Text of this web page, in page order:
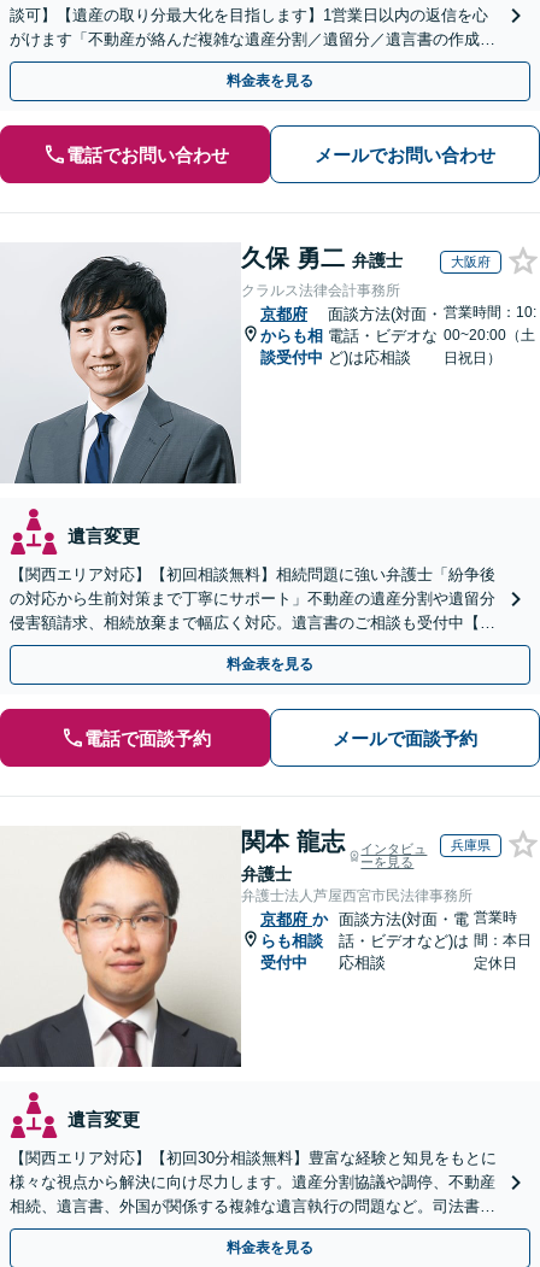
談可】【遺産の取り分最大化を目指します】1営業日以内の返信を心
がけます「不動産が絡んだ複雑な遺産分割／遺留分／遺言書の作成・
執行／事業承継など、お任せください」【休日相談あり】
料金表を見る
電話でお問い合わせ メールでお問い合わせ
久保 勇二 弁護士 大阪府
クラルス法律会計事務所
京都府
からも相
談受付中
面談方法(対面・
電話・ビデオな
ど)は応相談
営業時間：10:
00~20:00（土
日祝日）
遺言変更
【関西エリア対応】【初回相談無料】相続問題に強い弁護士「紛争後
の対応から生前対策まで丁寧にサポート」不動産の遺産分割や遺留分
侵害額請求、相続放棄まで幅広く対応。遺言書のご相談も受付中【夜
間・休日面談可】【WEB面談】【完全個室】
料金表を見る
電話で面談予約 メールで面談予約
関本 龍志
弁護士
インタビュ
ーを見る
兵庫県
弁護士法人芦屋西宮市民法律事務所
京都府 か
らも相談
受付中
面談方法(対面・電
話・ビデオなど)は
応相談
営業時
間：本日
定休日
遺言変更
【関西エリア対応】【初回30分相談無料】豊富な経験と知見をもとに
様々な視点から解決に向け尽力します。遺産分割協議や調停、不動産
相続、遺言書、外国が関係する複雑な遺言執行の問題など。司法書士
や税理士とも連携し、円滑な解決を【オンライン面談可】
料金表を見る